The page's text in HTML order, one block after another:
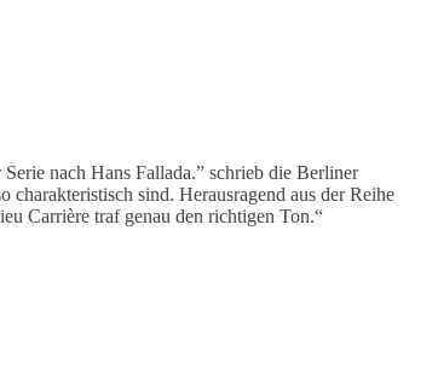
nach Hans Fallada.” schrieb die Berliner
sind. Herausragend aus der Reihe
Carrière traf genau den richtigen Ton.“